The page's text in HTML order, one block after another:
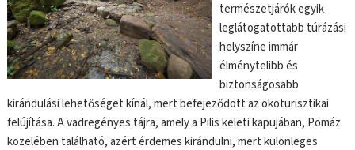
természetjárók egyik
leglátogatottabb túrázási
helyszíne immár
élménytelibb és
biztonságosabb
kirándulási lehetőséget kínál, mert befejeződött az ökoturisztikai
felújítása. A vadregényes tájra, amely a Pilis keleti kapujában, Pomáz
közelében található, azért érdemes kirándulni, mert különleges